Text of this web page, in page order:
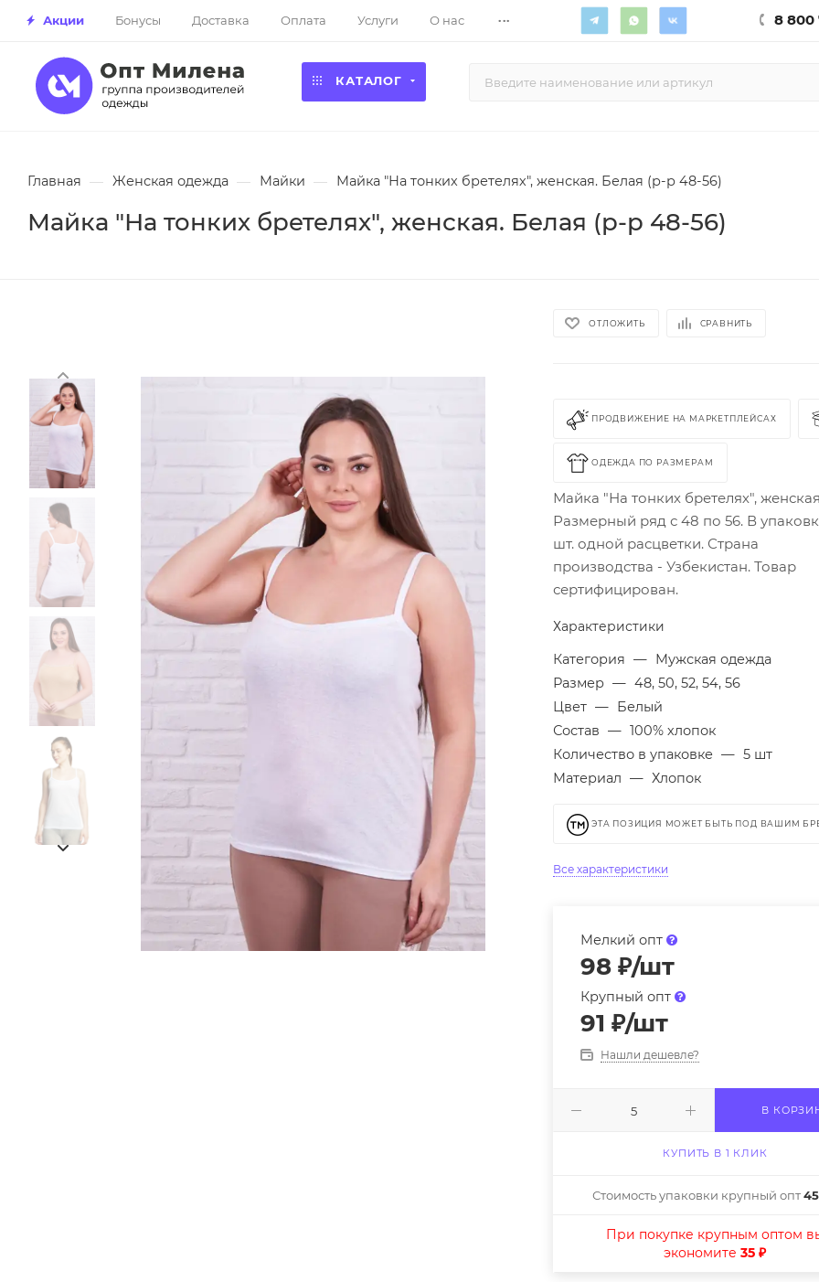
Акции Бонусы Доставка Оплата Услуги О нас ... 8 800
КАТАЛОГ
Главная — Женская одежда — Майки — Майка "На тонких бретелях", женская. Белая (р-р 48-56)
Майка "На тонких бретелях", женская. Белая (р-р 48-56)
ОТЛОЖИТЬ СРАВНИТЬ
ПРОДВИЖЕНИЕ НА МАРКЕТПЛЕЙСАХ
ОДЕЖДА ПО РАЗМЕРАМ
Майка "На тонких бретелях",
Размерный ряд с 48 по 56. В
шт. одной расцветки. Страна
производства - Узбекистан. Товар
сертифицирован.
Характеристики
Категория — Мужская одежда
Размер — 48, 50, 52, 54, 56
Цвет — Белый
Состав — 100% хлопок
Количество в упаковке — 5 шт
Материал — Хлопок
ЭТА ПОЗИЦИЯ МОЖЕТ БЫТЬ ПОД ВАШИМ
Все характеристики
Мелкий опт
98 ₽/шт
Крупный опт
91 ₽/шт
Нашли дешевле?
В
КУПИТЬ В 1 КЛИК
Стоимость упаковки крупный опт
При покупке крупным оптом
экономите35 ₽